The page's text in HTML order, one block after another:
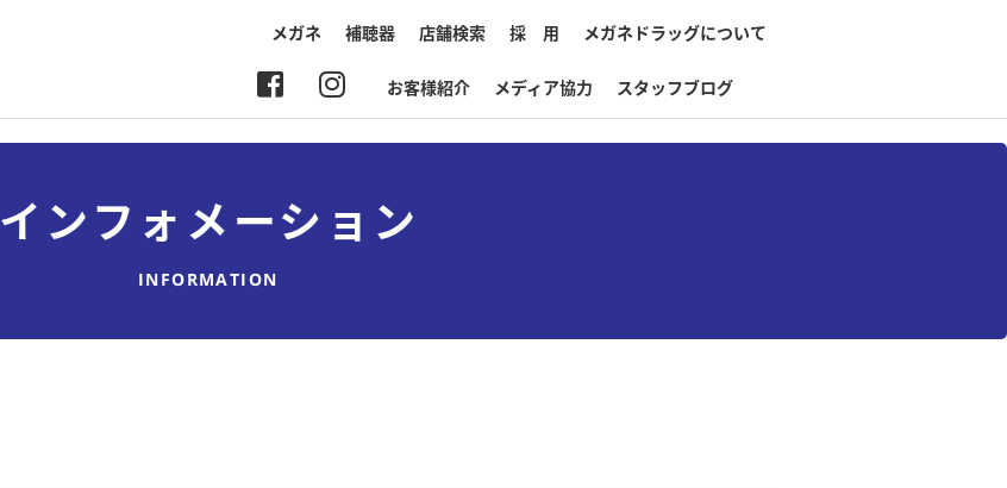
メガネ 補聴器 店舗検索 採 用 メガネドラッグについて
お客様紹介 メディア協力 スタッフブログ
インフォメーション
INFORMATION